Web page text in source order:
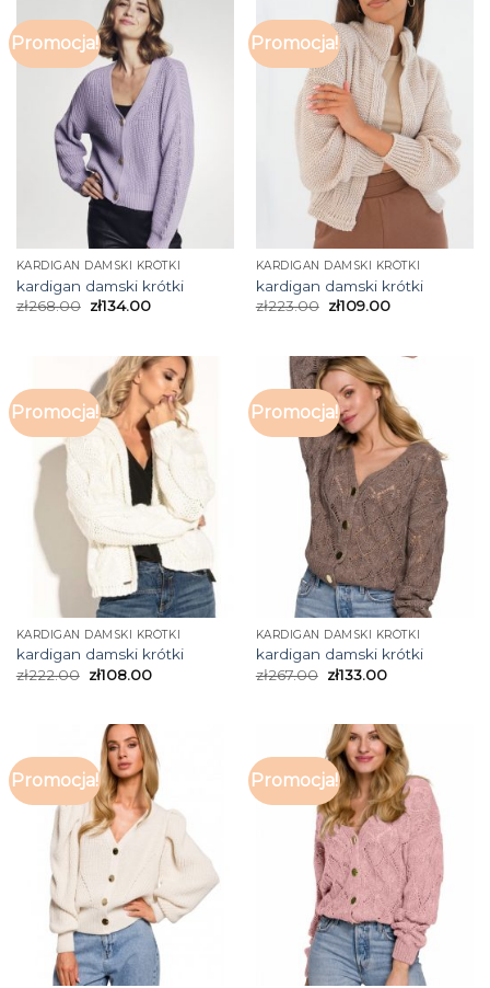
Promocja!
KARDIGAN DAMSKI KRÓTKI
kardigan damski krótki
zł268.00 zł134.00
Promocja!
KARDIGAN DAMSKI KRÓTKI
kardigan damski krótki
zł223.00 zł109.00
Promocja!
KARDIGAN DAMSKI KRÓTKI
kardigan damski krótki
zł222.00 zł108.00
Promocja!
KARDIGAN DAMSKI KRÓTKI
kardigan damski krótki
zł267.00 zł133.00
Promocja! Promocja!